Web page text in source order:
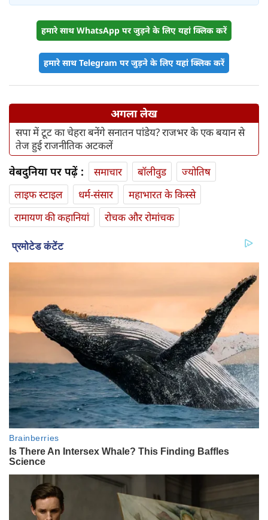
हमारे साथ WhatsApp पर जुड़ने के लिए यहां क्लिक करें
हमारे साथ Telegram पर जुड़ने के लिए यहां क्लिक करें
अगला लेख
सपा में टूट का चेहरा बनेंगे सनातन पांडेय? राजभर के एक बयान से
तेज हुई राजनीतिक अटकलें
वेबदुनिया पर पढ़ें : समाचार बॉलीवुड
ज्योतिष
लाइफ स्‍टाइल
धर्म-संसार
महाभारत के किस्से
रामायण की कहानियां
रोचक और रोमांचक